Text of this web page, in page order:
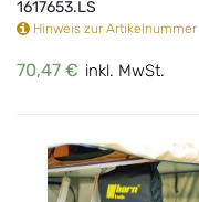
1617653.LS
Hinweis zur Artikelnummer
70,47 € inkl. MwSt.